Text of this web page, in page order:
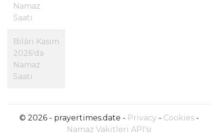
Namaz
Saati
Bilāri Kasım
2026'da
Namaz
Saati
© 2026 - prayertimes.date - Privacy- Cookies-
Namaz Vakitleri API'sı